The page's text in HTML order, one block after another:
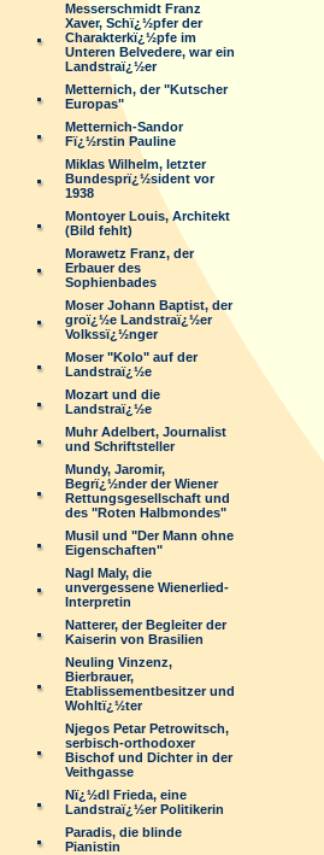
Messerschmidt Franz
Xaver, Schï¿½pfer der
Charakterkï¿½pfe im
Unteren Belvedere, war ein
Landstraï¿½er
Metternich, der "Kutscher
Europas"
Metternich-Sandor
Fï¿½rstin Pauline
Miklas Wilhelm, letzter
Bundesprï¿½sident vor
1938
Montoyer Louis, Architekt
(Bild fehlt)
Morawetz Franz, der
Erbauer des
Sophienbades
Moser Johann Baptist, der
groï¿½e Landstraï¿½er
Volkssï¿½nger
Moser "Kolo" auf der
Landstraï¿½e
Mozart und die
Landstraï¿½e
Muhr Adelbert, Journalist
und Schriftsteller
Mundy, Jaromir,
Begrï¿½nder der Wiener
Rettungsgesellschaft und
des "Roten Halbmondes"
Musil und "Der Mann ohne
Eigenschaften"
Nagl Maly, die
unvergessene Wienerlied-
Interpretin
Natterer, der Begleiter der
Kaiserin von Brasilien
Neuling Vinzenz,
Bierbrauer,
Etablissementbesitzer und
Wohltï¿½ter
Njegos Petar Petrowitsch,
serbisch-orthodoxer
Bischof und Dichter in der
Veithgasse
Nï¿½dl Frieda, eine
Landstraï¿½er Politikerin
Paradis, die blinde
Pianistin